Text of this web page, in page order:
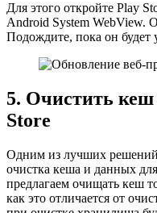
Для этого откройте Play
Android System WebView.
Подождите, пока он будет
5. Очистить
Store
Одним из лучших решений,
очистка кеша и данных
предлагаем очищать кеш
как это отличается от